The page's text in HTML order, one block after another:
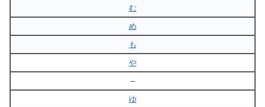
む
め
も
や
–
ゆ